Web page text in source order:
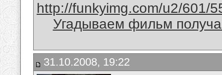
http://funkyimg.com/u2/601/
Угадываем фильм
31.10.2008, 19:22